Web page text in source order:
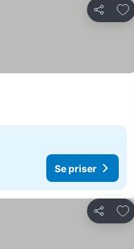
Del
Se priser
Del